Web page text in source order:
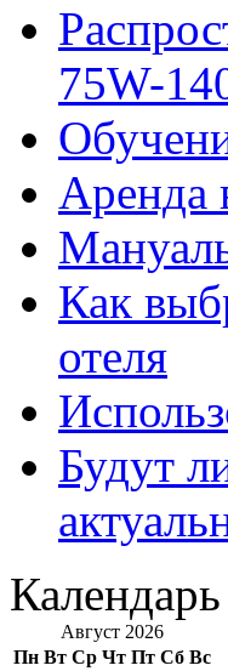
75W-
Аренда
Как
отеля
Будут
Календарь
Август 2026
Пн Вт Ср Чт Пт Сб Вс